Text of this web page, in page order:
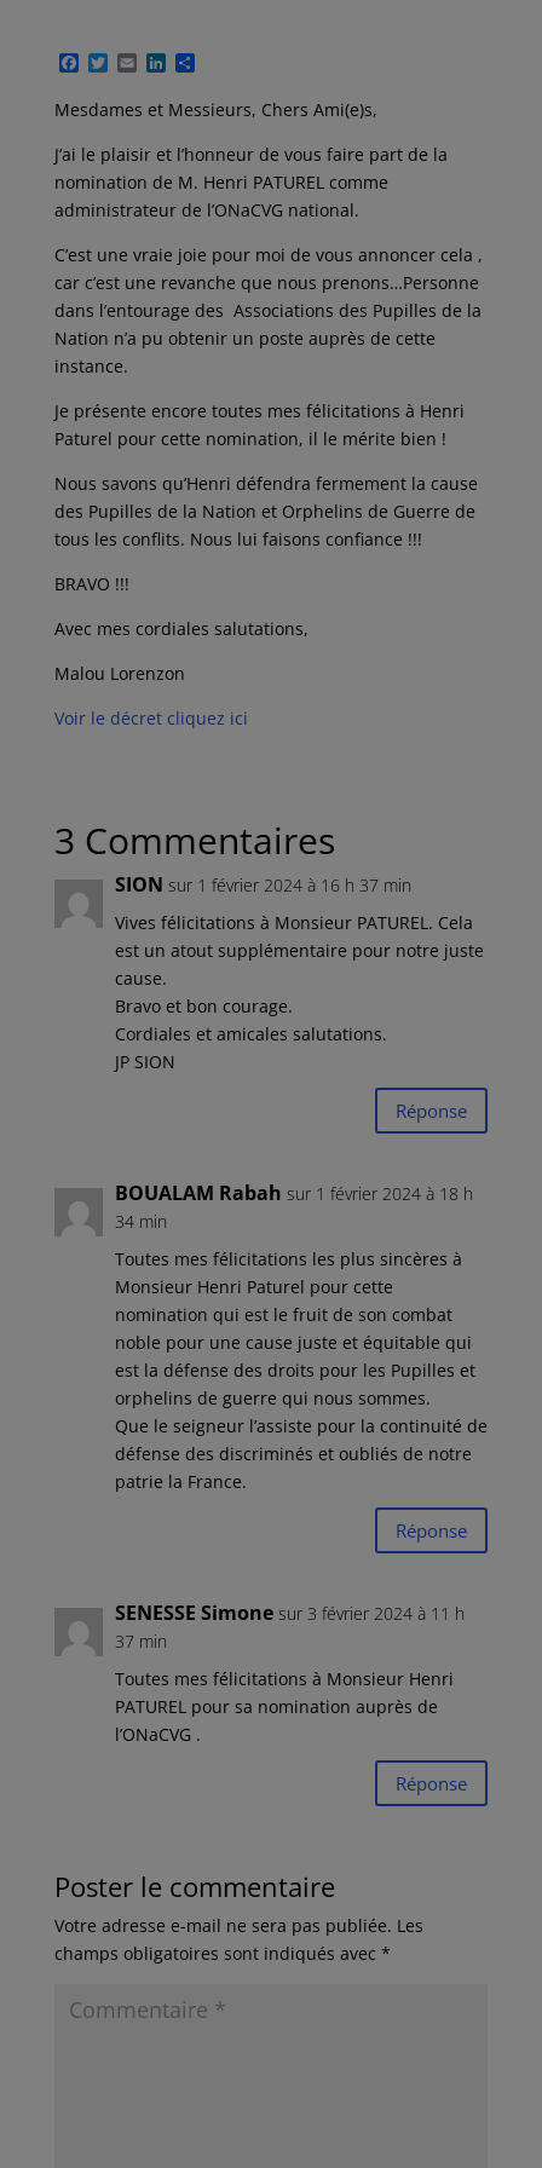
F
c
e
o
o
T
i
t
e
r
E
a
i
L
n
k
d
I
P
r
t
g
e
Mesdames et Messieurs, Chers Ami(e)s,
J’ai le plaisir et l’honneur de vous faire part de la
nomination de M. Henri PATUREL comme
administrateur de l’ONaCVG national.
C’est une vraie joie pour moi de vous annoncer cela ,
car c’est une revanche que nous prenons…Personne
dans l’entourage des Associations des Pupilles de la
Nation n’a pu obtenir un poste auprès de cette
instance.
Je présente encore toutes mes félicitations à Henri
Paturel pour cette nomination, il le mérite bien !
Nous savons qu’Henri défendra fermement la cause
des Pupilles de la Nation et Orphelins de Guerre de
tous les conflits. Nous lui faisons confiance !!!
BRAVO !!!
Avec mes cordiales salutations,
Malou Lorenzon
Voir le décret cliquez ici
3 Commentaires
SION sur 1 février 2024 à 16 h 37 min
Vives félicitations à Monsieur PATUREL. Cela
est un atout supplémentaire pour notre juste
cause.
Bravo et bon courage.
Cordiales et amicales salutations.
JP SION
Réponse
BOUALAM Rabah sur 1 février 2024 à 18 h
34 min
Toutes mes félicitations les plus sincères à
Monsieur Henri Paturel pour cette
nomination qui est le fruit de son combat
noble pour une cause juste et équitable qui
est la défense des droits pour les Pupilles et
orphelins de guerre qui nous sommes.
Que le seigneur l’assiste pour la continuité de
défense des discriminés et oubliés de notre
patrie la France.
Réponse
SENESSE Simone sur 3 février 2024 à 11 h
37 min
Toutes mes félicitations à Monsieur Henri
PATUREL pour sa nomination auprès de
l’ONaCVG .
Réponse
Poster le commentaire
Votre adresse e-mail ne sera pas publiée. Les
champs obligatoires sont indiqués avec *